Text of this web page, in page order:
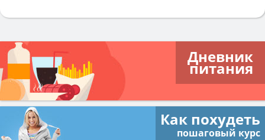
Дневник
питания
Как похудеть
пошаговый курс